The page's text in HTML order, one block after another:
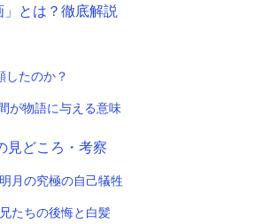
」とは？徹底解説
したのか？
が物語に与える意味
見どころ・考察
月の究極の自己犠牲
たちの後悔と白髪